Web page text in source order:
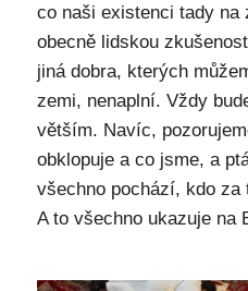
co naši existenci tady na
obecně lidskou
jiná dobra, kterých
zemi, nenaplní. Vždy
větším. Navíc,
obklopuje a co jsme, a
všechno pochází, kdo
A to všechno ukazuje na